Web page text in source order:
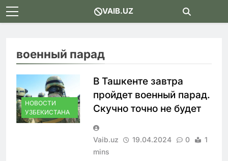
Skip
to
VAIB.UZ
военный парад
НОВОСТИ
УЗБЕКИСТАНА
В Ташкенте завтра
пройдет военный парад.
Скучно точно не будет
Vaib.uz 19.04.2024 0
1
mins